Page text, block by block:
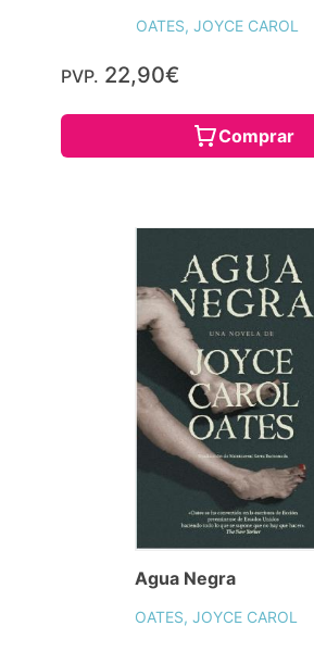
OATES, JOYCE CAROL
PVP. 22,90€
Comprar
Agua Negra
OATES, JOYCE CAROL